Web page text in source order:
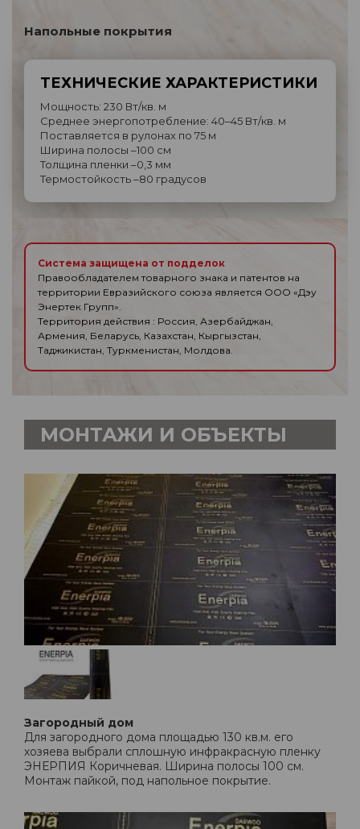
Напольные покрытия
ТЕХНИЧЕСКИЕ ХАРАКТЕРИСТИКИ
Мощность: 230 Вт/кв. м
Среднее энергопотребление: 40–45 Вт/кв. м
Поставляется в рулонах по 75 м
Ширина полосы –100 см
Толщина пленки –0,3 мм
Термостойкость –80 градусов
Система защищена от подделок
Правообладателем товарного знака и патентов на
территории Евразийского союза является ООО «Дэу
Энертек Групп».
Территория действия : Россия, Азербайджан,
Армения, Беларусь, Казахстан, Кыргызстан,
Таджикистан, Туркменистан, Молдова.
МОНТАЖИ И ОБЪЕКТЫ
Загородный дом
Для загородного дома площадью 130 кв.м. его
хозяева выбрали сплошную инфракрасную пленку
ЭНЕРПИЯ Коричневая. Ширина полосы 100 см.
Монтаж пайкой, под напольное покрытие.